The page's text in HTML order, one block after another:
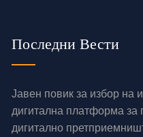
Последни Вести
Јавен повик за избор на
дигитална платформа
дигитално